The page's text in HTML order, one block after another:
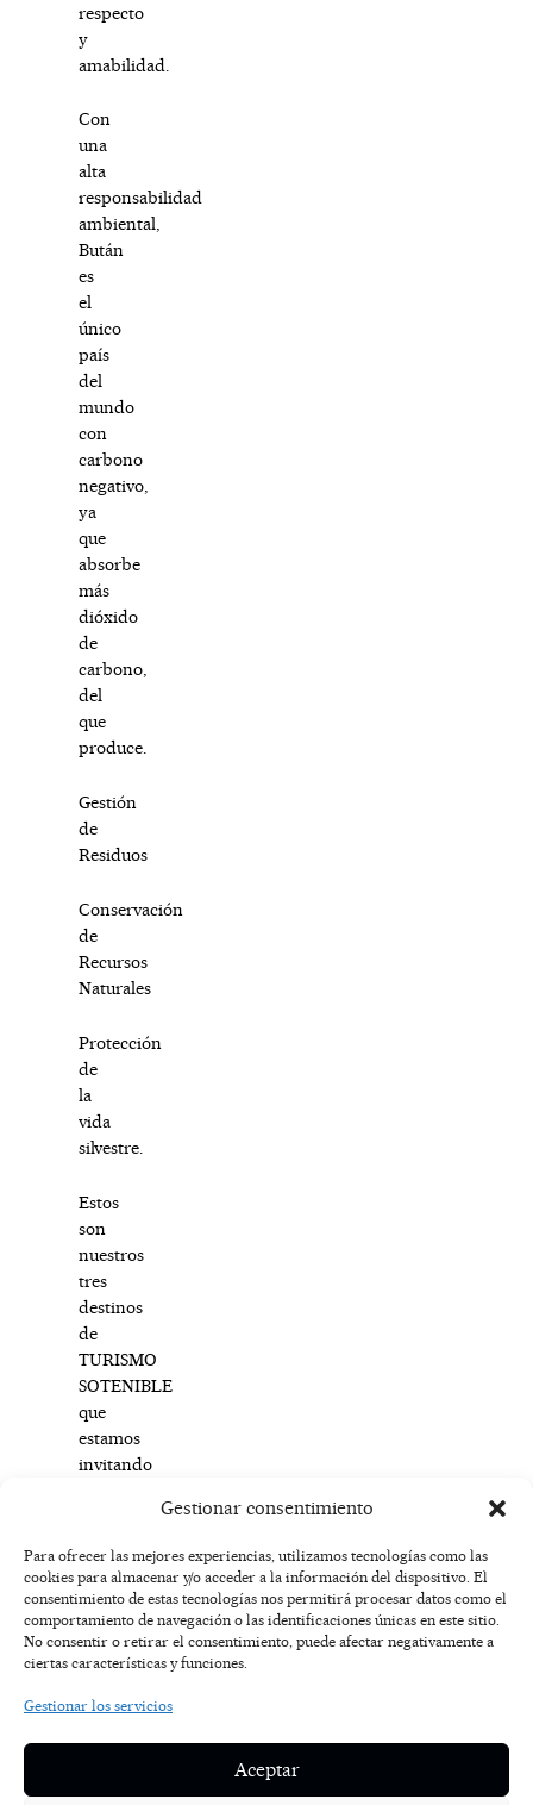
Gestionar consentimiento
Para ofrecer las mejores experiencias, utilizamos tecnologías como las
cookies para almacenar y/o acceder a la información del dispositivo. El
consentimiento de estas tecnologías nos permitirá procesar datos como el
comportamiento de navegación o las identificaciones únicas en este sitio.
No consentir o retirar el consentimiento, puede afectar negativamente a
ciertas características y funciones.
Gestionar los servicios
Aceptar
respecto
y
amabilidad.
Con
una
alta
responsabilidad
ambiental,
Bután
es
el
único
país
del
mundo
con
carbono
negativo,
ya
que
absorbe
más
dióxido
de
carbono,
del
que
produce.
Gestión
de
Residuos
Conservación
de
Recursos
Naturales
Protección
de
la
vida
silvestre.
Estos
son
nuestros
tres
destinos
de
TURISMO
SOTENIBLE
que
estamos
invitando
F
a
c
e
f
I
n
s
t
X
-
t
w
Y
o
u
t
T
i
k
t
AVISO
POLÍTICA DE